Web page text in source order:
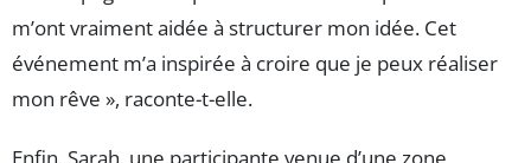
m’ont vraiment aidée à structurer mon idée. Cet
événement m’a inspirée à croire que je peux réaliser
mon rêve », raconte-t-elle.
Enfin, Sarah, une participante venue d’une zone